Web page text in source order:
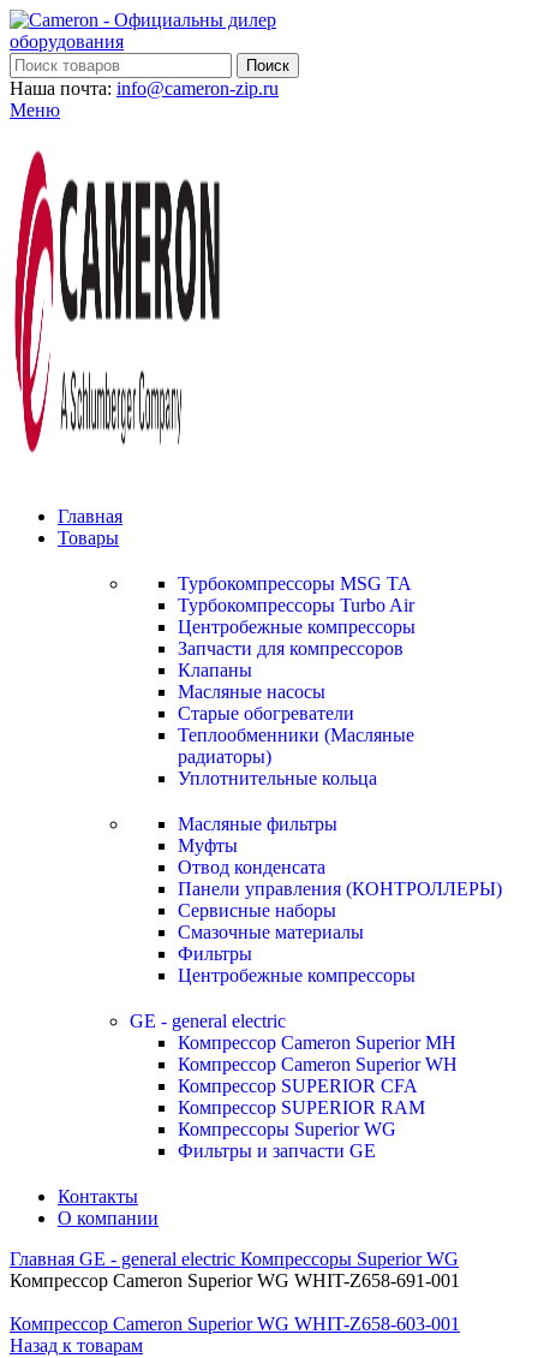
Поиск
Наша почта: info@cameron-zip.ru
Меню
Главная
Товары
Турбокомпрессоры MSG TA
Турбокомпрессоры Turbo Air
Центробежные компрессоры
Запчасти для компрессоров
Клапаны
Масляные насосы
Старые обогреватели
Теплообменники (Масляные
радиаторы)
Уплотнительные кольца
Масляные фильтры
Муфты
Отвод конденсата
Панели управления (КОНТРОЛЛЕРЫ)
Сервисные наборы
Смазочные материалы
Фильтры
Центробежные компрессоры
GE - general electric
Компрессор Cameron Superior MH
Компрессор Cameron Superior WH
Компрессор SUPERIOR CFA
Компрессор SUPERIOR RAM
Компрессоры Superior WG
Фильтры и запчасти GE
Контакты
О компании
Главная GE - general electric Компрессоры Superior WG
Компрессор Cameron Superior WG WHIT-Z658-691-001
Компрессор Cameron Superior WG WHIT-Z658-603-001
Назад к товарам